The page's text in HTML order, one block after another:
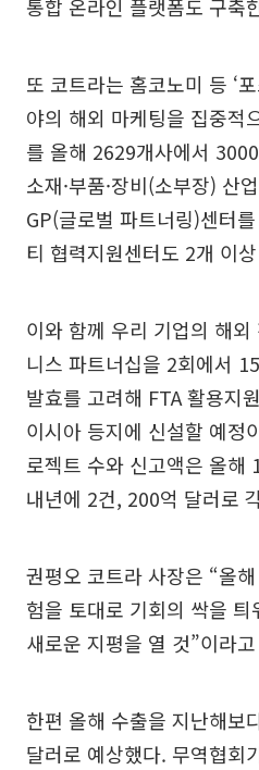
통합 온라인 플랫폼도 구축
또 코트라는 홈코노미 등 ‘
야의 해외 마케팅을 집중적
를 올해 2629개사에서
소재·부품·장비(소부장) 산
GP(글로벌 파트너링)센터
티 협력지원센터도 2개 이
이와 함께 우리 기업의 해
니스 파트너십을 2회에서
발효를 고려해 FTA 활용지
이시아 등지에 신설할 예정
로젝트 수와 신고액은 올해
내년에 2건, 200억 달러로
권평오 코트라 사장은 “올
험을 토대로 기회의 싹을
새로운 지평을 열 것”이라
한편 올해 수출을 지난해보
달러로 예상했다. 무역협회